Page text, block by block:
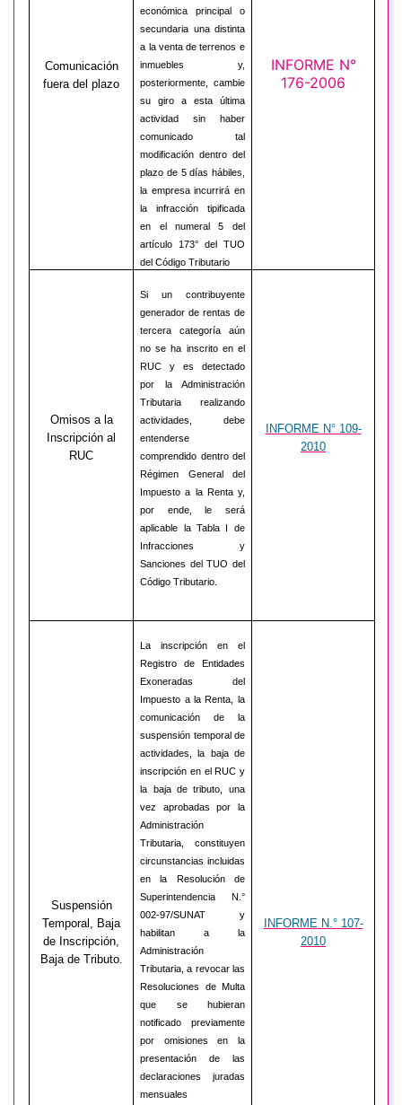
Comunicación
fuera del plazo
económica principal o
secundaria una distinta
a la venta de terrenos e
inmuebles y,
posteriormente, cambie
su giro a esta última
actividad sin haber
comunicado tal
modificación dentro del
plazo de 5 días hábiles,
la empresa incurrirá en
la infracción tipificada
en el numeral 5 del
artículo 173° del TUO
del Código Tributario
INFORME N°
176-2006
Omisos a la
Inscripción al
RUC
Si un contribuyente
generador de rentas de
tercera categoría aún
no se ha inscrito en el
RUC y es detectado
por la Administración
Tributaria realizando
actividades, debe
entenderse
comprendido dentro del
Régimen General del
Impuesto a la Renta y,
por ende, le será
aplicable la Tabla I de
Infracciones y
Sanciones del TUO del
Código Tributario.
INFORME N° 109-
2010
Suspensión
Temporal, Baja
de Inscripción,
Baja de Tributo.
La inscripción en el
Registro de Entidades
Exoneradas del
Impuesto a la Renta, la
comunicación de la
suspensión temporal de
actividades, la baja de
inscripción en el RUC y
la baja de tributo, una
vez aprobadas por la
Administración
Tributaria, constituyen
circunstancias incluidas
en la Resolución de
Superintendencia N.°
002-97/SUNAT y
habilitan a la
Administración
Tributaria, a revocar las
Resoluciones de Multa
que se hubieran
notificado previamente
por omisiones en la
presentación de las
declaraciones juradas
mensuales
INFORME N.° 107-
2010